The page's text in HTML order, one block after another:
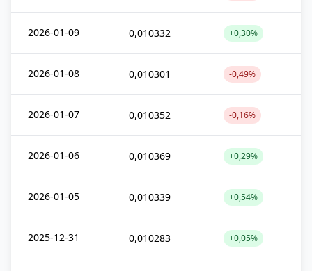
2026-01-09 0,010332 +0,30%
2026-01-08 0,010301 -0,49%
2026-01-07 0,010352 -0,16%
2026-01-06 0,010369 +0,29%
2026-01-05 0,010339 +0,54%
2025-12-31 0,010283 +0,05%